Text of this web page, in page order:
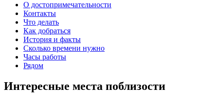
О достопримечательности
Контакты
Что делать
Как добраться
История и факты
Сколько времени нужно
Часы работы
Рядом
Интересные места поблизости